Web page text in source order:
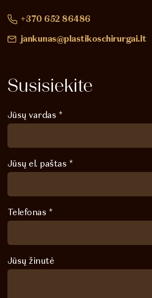
+370 652 86486
jankunas@plastikoschirurgai.lt
Susisiekite
Jūsų vardas *
Jūsų el. paštas *
Telefonas *
Jūsų žinutė